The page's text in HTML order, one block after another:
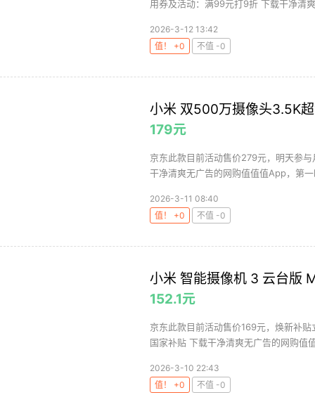
用券及活动：满99元打9折 下载干净清
2026-3-12 13:42
值！ +0
不值 -0
小米 双500万摄像头3.5K
179元
京东此款目前活动售价279元，明天参
干净清爽无广告的网购值值值App，第
2026-3-11 08:40
值！ +0
不值 -0
小米 智能摄像机 3 云台版
152.1元
京东此款目前活动售价169元，焕新补
国家补贴 下载干净清爽无广告的网购值
2026-3-10 22:43
值！ +0
不值 -0